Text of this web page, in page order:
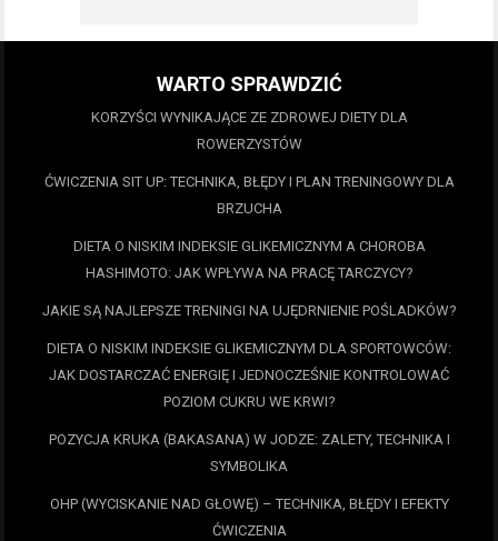
WARTO SPRAWDZIĆ
KORZYŚCI WYNIKAJĄCE ZE ZDROWEJ DIETY DLA
ROWERZYSTÓW
ĆWICZENIA SIT UP: TECHNIKA, BŁĘDY I PLAN TRENINGOWY DLA
BRZUCHA
DIETA O NISKIM INDEKSIE GLIKEMICZNYM A CHOROBA
HASHIMOTO: JAK WPŁYWA NA PRACĘ TARCZYCY?
JAKIE SĄ NAJLEPSZE TRENINGI NA UJĘDRNIENIE POŚLADKÓW?
DIETA O NISKIM INDEKSIE GLIKEMICZNYM DLA SPORTOWCÓW:
JAK DOSTARCZAĆ ENERGIĘ I JEDNOCZEŚNIE KONTROLOWAĆ
POZIOM CUKRU WE KRWI?
POZYCJA KRUKA (BAKASANA) W JODZE: ZALETY, TECHNIKA I
SYMBOLIKA
OHP (WYCISKANIE NAD GŁOWĘ) – TECHNIKA, BŁĘDY I EFEKTY
ĆWICZENIA